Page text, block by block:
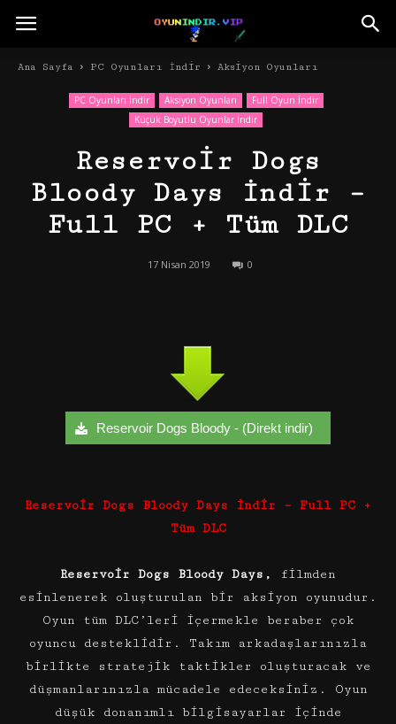
Ana Sayfa PC Oyunları İndir Aksiyon Oyunları
PC Oyunları İndir Aksiyon Oyunları
Full Oyun İndir
Küçük Boyutlu Oyunlar İndir
Reservoir Dogs
Bloody Days İndir –
Full PC + Tüm DLC
17 Nisan 2019 0
Reservoir Dogs Bloody - (Direkt indir)
Reservoir Dogs Bloody Days İndir – Full PC +
Tüm DLC
Reservoir Dogs Bloody Days,
filmden
esinlenerek oluşturulan bir aksiyon oyunudur.
Oyun tüm DLC’leri içermekle beraber çok
oyuncu desteklidir. Takım arkadaşlarınızla
birlikte stratejik taktikler oluşturacak ve
düşmanlarınızla mücadele edeceksiniz. Oyun
düşük donanımlı bilgisayarlar içinde